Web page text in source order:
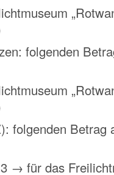
folgenden
folgenden Betrag
→ für das